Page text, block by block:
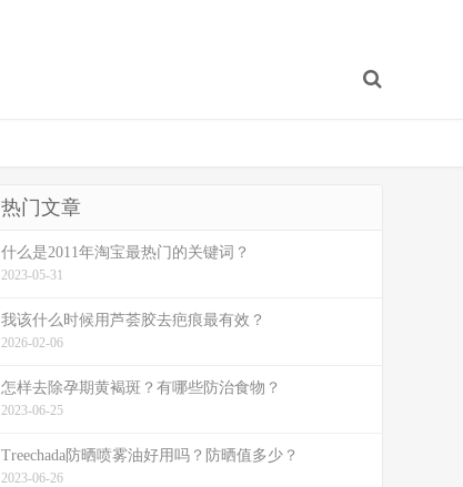
热门文章
什么是2011年淘宝最热门的关键词？
2023-05-31
我该什么时候用芦荟胶去疤痕最有效？
2026-02-06
怎样去除孕期黄褐斑？有哪些防治食物？
2023-06-25
Treechada防晒喷雾油好用吗？防晒值多少？
2023-06-26